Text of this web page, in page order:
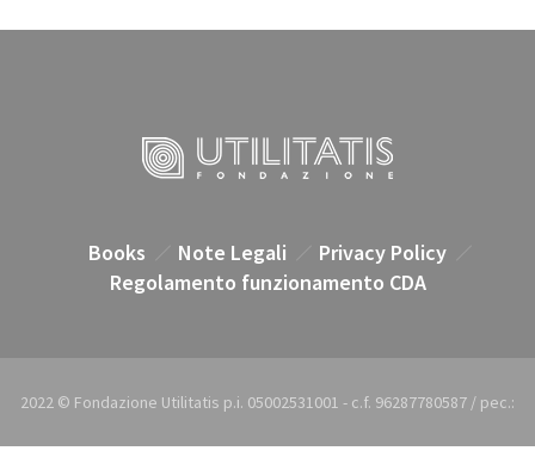
Books Note Legali
Privacy Policy
Regolamento funzionamento CDA
2022 © Fondazione Utilitatis p.i. 05002531001 - c.f. 96287780587 / pec.: